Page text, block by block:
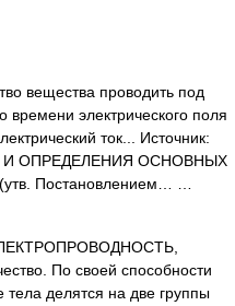
вещества проводить под
электрического поля
ток... Источник:
И ОПРЕДЕЛЕНИЯ ОСНОВНЫХ
Постановлением… …
По своей способности
тела делятся на две группы